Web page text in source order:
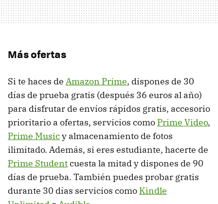
Más ofertas
Si te haces de Amazon Prime, dispones de 30
días de prueba gratis (después 36 euros al año)
para disfrutar de envíos rápidos gratis, accesorio
prioritario a ofertas, servicios como Prime Video,
Prime Musicy almacenamiento de fotos
ilimitado. Además, si eres estudiante, hacerte de
Prime Studentcuesta la mitad y dispones de 90
días de prueba. También puedes probar gratis
durante 30 días servicios como Kindle